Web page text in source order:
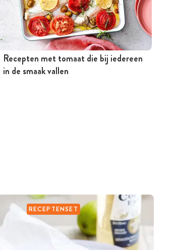
Recepten met tomaat die bij iedereen
in de smaak vallen
RECEPTENSET